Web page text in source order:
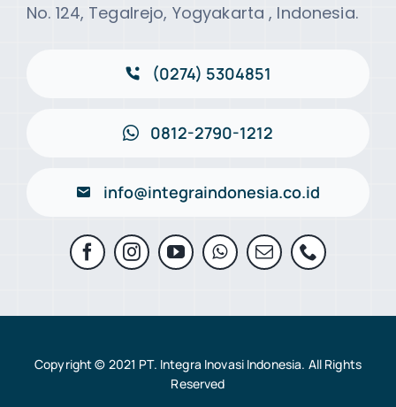
No. 124, Tegalrejo, Yogyakarta , Indonesia.
(0274) 5304851
0812-2790-1212
info@integraindonesia.co.id
Copyright © 2021 PT. Integra Inovasi Indonesia. All Rights
Reserved